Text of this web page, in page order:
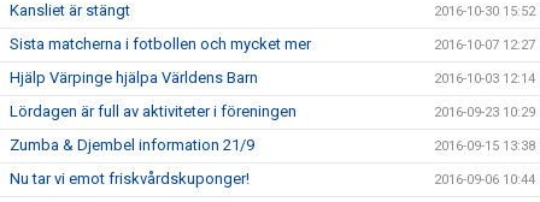
Kansliet är stängt 2016-10-30 15:52
Sista matcherna i fotbollen och mycket mer 2016-10-07 12:27
Hjälp Värpinge hjälpa Världens Barn 2016-10-03 12:14
Lördagen är full av aktiviteter i föreningen 2016-09-23 10:29
Zumba & Djembel information 21/9 2016-09-15 13:38
Nu tar vi emot friskvårdskuponger! 2016-09-06 10:44